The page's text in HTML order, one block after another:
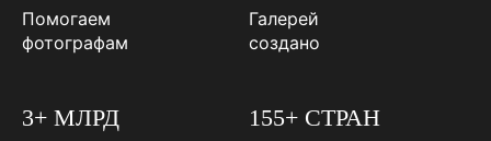
Помогаем
фотографам
Галерей
создано
3+ МЛРД 155+ СТРАН